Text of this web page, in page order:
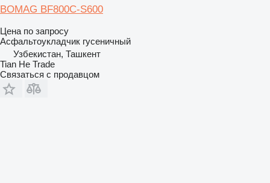
BOMAG BF800C-S600
Цена по запросу
Асфальтоукладчик гусеничный
Узбекистан, Ташкент
Tian He Trade
Связаться с продавцом